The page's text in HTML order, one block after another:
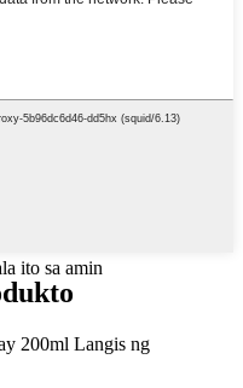
ito sa amin